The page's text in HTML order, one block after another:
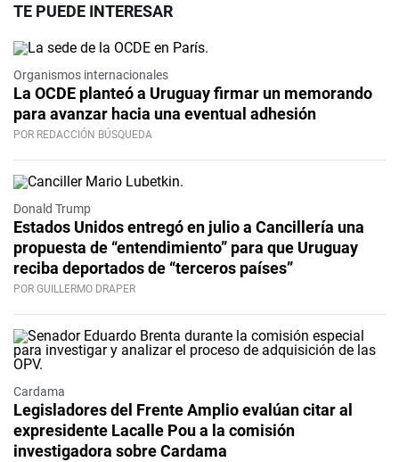
TE PUEDE INTERESAR
Organismos internacionales
La OCDE planteó a Uruguay firmar un memorando
para avanzar hacia una eventual adhesión
POR REDACCIÓN BÚSQUEDA
Donald Trump
Estados Unidos entregó en julio a Cancillería una
propuesta de “entendimiento” para que Uruguay
reciba deportados de “terceros países”
POR GUILLERMO DRAPER
Cardama
Legisladores del Frente Amplio evalúan citar al
expresidente Lacalle Pou a la comisión
investigadora sobre Cardama